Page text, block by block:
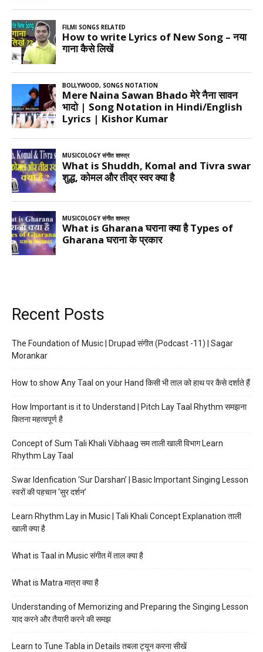
Recent Posts
The Foundation of Music | Drupad संगीत (Podcast -11) | Sagar
Morankar
How to show Any Taal on your Hand किसी भी ताल को हाथ पर कैसे दर्शाते हैं
How Important is it to Understand | Pitch Lay Taal Rhythm समझना
कितना महत्वपूर्ण है
Concept of Sum Tali Khali Vibhaag सम ताली खाली विभाग Learn
Rhythm Lay Taal
Swar Idenfication ‘Sur Darshan’ | Basic Important Singing Lesson
स्वरों की पहचान ‘सुर दर्शन’
Learn Rhythm Lay in Music | Tali Khali Concept Explanation ताली
खाली क्या है
What is Taal in Music संगीत में ताल क्या है
What is Matra मात्रा क्या है
Understanding of Memorizing and Preparing the Singing Lesson
याद करने और तैयारी करने की समझ
Learn to Tune Tabla in Details तबला ट्यून करना सीखें